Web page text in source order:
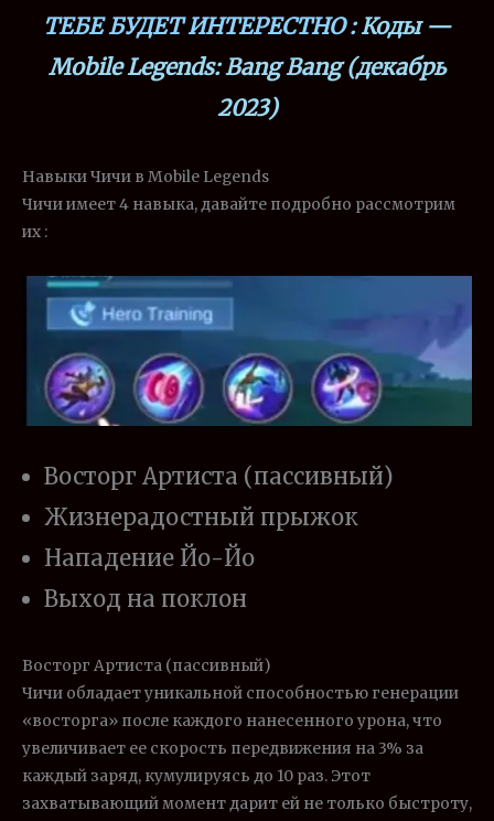
ТЕБЕ БУДЕТ ИНТЕРЕСТНО :Коды —
Mobile Legends: Bang Bang (декабрь
2023)
Навыки Чичи в Mobile Legends
Чичи имеет 4 навыка, давайте подробно рассмотрим
их :
Восторг Артиста (пассивный)
Жизнерадостный прыжок
Нападение Йо-Йо
Выход на поклон
Восторг Артиста (пассивный)
Чичи обладает уникальной способностью генерации
«восторга» после каждого нанесенного урона, что
увеличивает ее скорость передвижения на 3% за
каждый заряд, кумулируясь до 10 раз. Этот
захватывающий момент дарит ей не только быстроту,